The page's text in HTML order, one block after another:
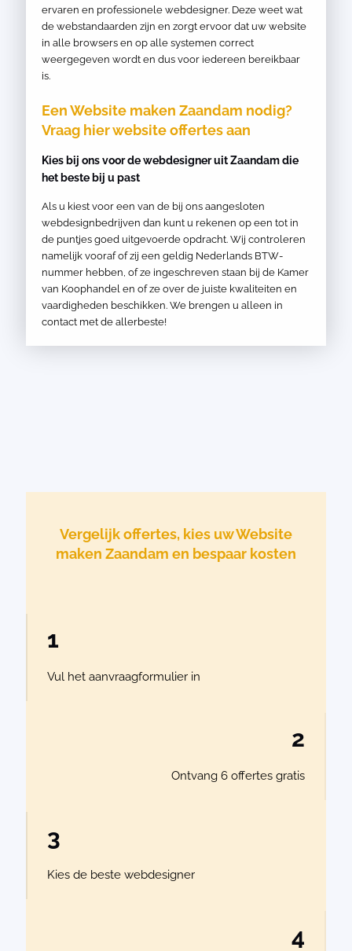
ervaren en professionele webdesigner. Deze weet wat
de webstandaarden zijn en zorgt ervoor dat uw website
in alle browsers en op alle systemen correct
weergegeven wordt en dus voor iedereen bereikbaar
is.
Een Website maken Zaandam nodig?
Vraag hier website offertes aan
Kies bij ons voor de webdesigner uit Zaandam die
het beste bij u past
Als u kiest voor een van de bij ons aangesloten
webdesignbedrijven dan kunt u rekenen op een tot in
de puntjes goed uitgevoerde opdracht. Wij controleren
namelijk vooraf of zij een geldig Nederlands BTW-
nummer hebben, of ze ingeschreven staan bij de Kamer
van Koophandel en of ze over de juiste kwaliteiten en
vaardigheden beschikken. We brengen u alleen in
contact met de allerbeste!
Vergelijk offertes, kies uw Website
maken Zaandam en bespaar kosten
1
Vul het aanvraagformulier in
2
Ontvang 6 offertes gratis
3
Kies de beste webdesigner
4